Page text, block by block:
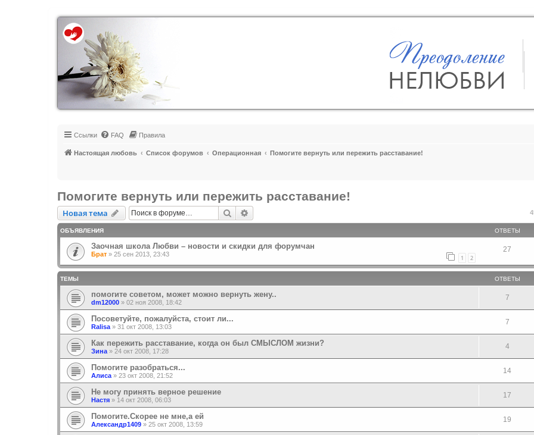
Регистрация
Ссылки FAQ Правила
Настоящая любовь Список форумов Операционная Помогите вернуть или пережить расставание!
Помогите вернуть или пережить расставание!
Новая тема
Новаятема Поиск
ОБЪЯВЛЕНИЯ ОТВЕТЫ
Заочная школа Любви – новости и скидки для форумчан
Брат » 25 сен 2013, 23:43 1 2
27
ТЕМЫ ОТВЕТЫ
помогите советом, может можно вернуть жену..
dm12000 » 02 ноя 2008, 18:42
7
Посоветуйте, пожалуйста, стоит ли...
Ralisa » 31 окт 2008, 13:03
7
Как пережить расставание, когда он был СМЫСЛОМ жизни?
Зина » 24 окт 2008, 17:28
4
Помогите разобраться...
Алиса » 23 окт 2008, 21:52
14
Не могу принять верное решение
Настя » 14 окт 2008, 06:03
17
Помогите.Скорее не мне,а ей
Александр1409 » 25 окт 2008, 13:59
19